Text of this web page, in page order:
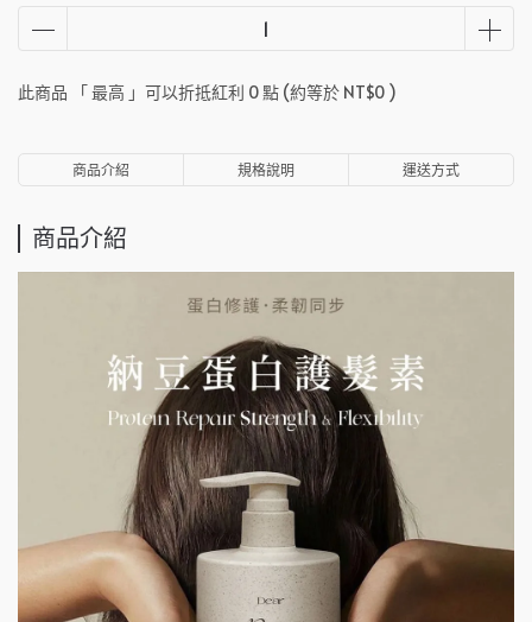
此商品 「 最高 」可以折抵紅利 0點 (約等於 NT$0 )
商品介紹 規格說明 運送方式
商品介紹